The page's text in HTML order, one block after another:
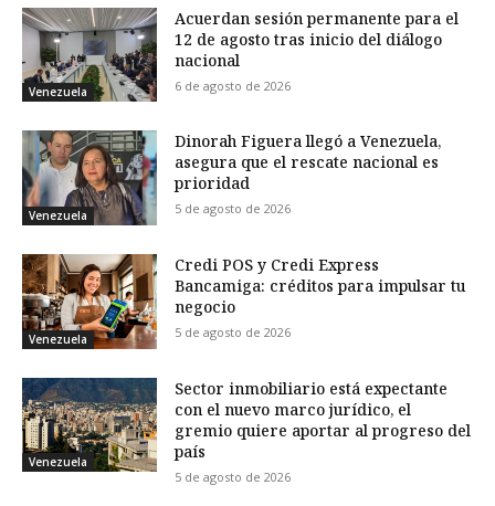
Venezuela
Acuerdan sesión permanente para el
12 de agosto tras inicio del diálogo
nacional
6 de agosto de 2026
Venezuela
Dinorah Figuera llegó a Venezuela,
asegura que el rescate nacional es
prioridad
5 de agosto de 2026
Venezuela
Credi POS y Credi Express
Bancamiga: créditos para impulsar tu
negocio
5 de agosto de 2026
Venezuela
Sector inmobiliario está expectante
con el nuevo marco jurídico, el
gremio quiere aportar al progreso del
país
5 de agosto de 2026